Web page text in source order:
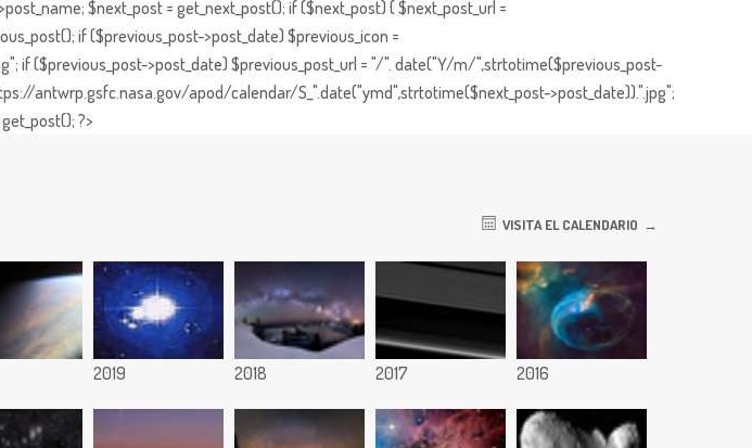
$next_post = get_next_post(); if ($next_post) { $next_post_url =
if ($previous_post->post_date) $previous_icon =
($previous_post->post_date) $previous_post_url = "/". date("Y/m/",strtotime($previous_post-
antwrp.gsfc.nasa.gov/apod/calendar/S_".date("ymd",strtotime($next_post->post_date)).".jpg";
?>
VISITA EL CALENDARIO
2019 2018 2017 2016